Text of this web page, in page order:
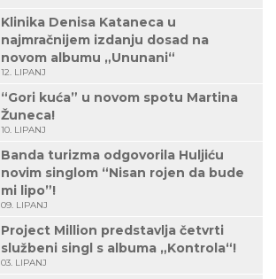
Klinika Denisa Kataneca u
najmračnijem izdanju dosad na
novom albumu „Ununani“
12. LIPANJ
“Gori kuća” u novom spotu Martina
Žuneca!
10. LIPANJ
Banda turizma odgovorila Huljiću
novim singlom “Nisan rojen da bude
mi lipo”!
09. LIPANJ
Project Million predstavlja četvrti
službeni singl s albuma „Kontrola“!
03. LIPANJ